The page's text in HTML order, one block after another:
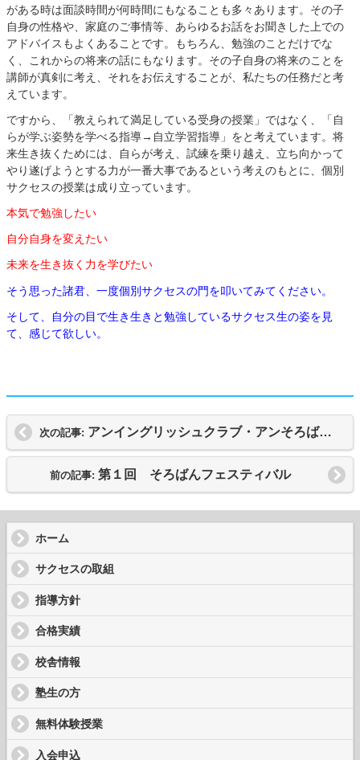
がある時は面談時間が何時間にもなることも多々あります。その子
自身の性格や、家庭のご事情等、あらゆるお話をお聞きした上での
アドバイスもよくあることです。もちろん、勉強のことだけでな
く、これからの将来の話にもなります。その子自身の将来のことを
講師が真剣に考え、それをお伝えすることが、私たちの任務だと考
えています。
ですから、「教えられて満足している受身の授業」ではなく、「自
らが学ぶ姿勢を学べる指導→自立学習指導」をと考えています。将
来生き抜くためには、自らが考え、試練を乗り越え、立ち向かって
やり遂げようとする力が一番大事であるという考えのもとに、個別
サクセスの授業は成り立っています。
本気で勉強したい
自分自身を変えたい
未来を生き抜く力を学びたい
そう思った諸君、一度個別サクセスの門を叩いてみてください。
そして、自分の目で生き生きと勉強しているサクセス生の姿を見
て、感じて欲しい。
次の記事: アンイングリッシュクラブ・アンそろばんクラブ体験授業のお知らせ
前の記事: 第１回 そろばんフェスティバル
ホーム
サクセスの取組
指導方針
合格実績
校舎情報
塾生の方
無料体験授業
入会申込